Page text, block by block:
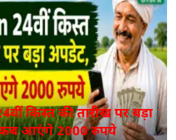
किस्त की तारीख पर बड़ा
आएंगे 2000 रुपये